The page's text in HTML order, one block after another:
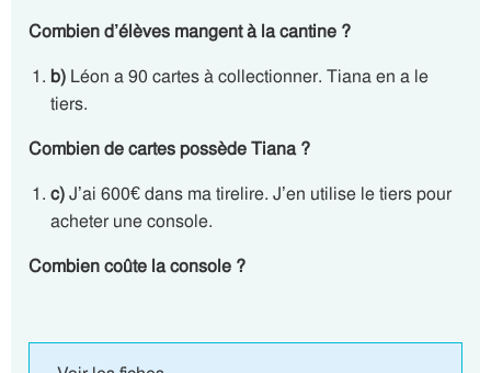
Combien d’élèves mangent à la cantine ?
b) Léon a 90 cartes à collectionner. Tiana en a le
tiers.
Combien de cartes possède Tiana ?
c)J’ai 600€ dans ma tirelire. J’en utilise le tiers pour
acheter une console.
Combien coûte la console ?